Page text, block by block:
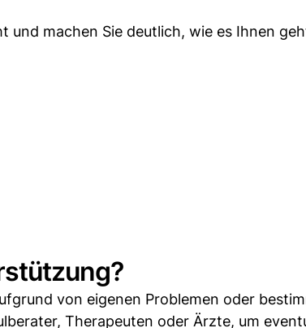
und machen Sie deutlich, wie es Ihnen
von eigenen Problemen oder
Therapeuten oder Ärzte, um